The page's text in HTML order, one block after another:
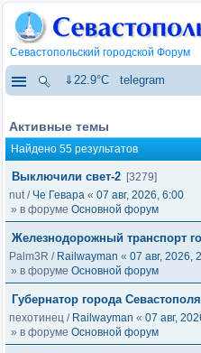
Севастопольский городской Форум
⇓22.9°C telegram
Активные темы
Найдено 55 результатов
Выключили свет-2 [3279]
nut/ Че Гевара « 07 авг, 2026, 6:00
» в форуме Основной форум
Железнодорожный транспорт
Palm3R / Railwayman « 07 авг, 2026,
» в форуме Основной форум
Губернатор города
пехотинец / Railwayman « 07 авг,
» в форуме Основной форум